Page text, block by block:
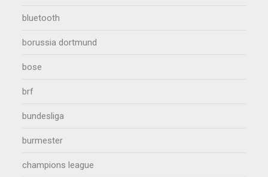
bluetooth
borussia dortmund
bose
brf
bundesliga
burmester
champions league